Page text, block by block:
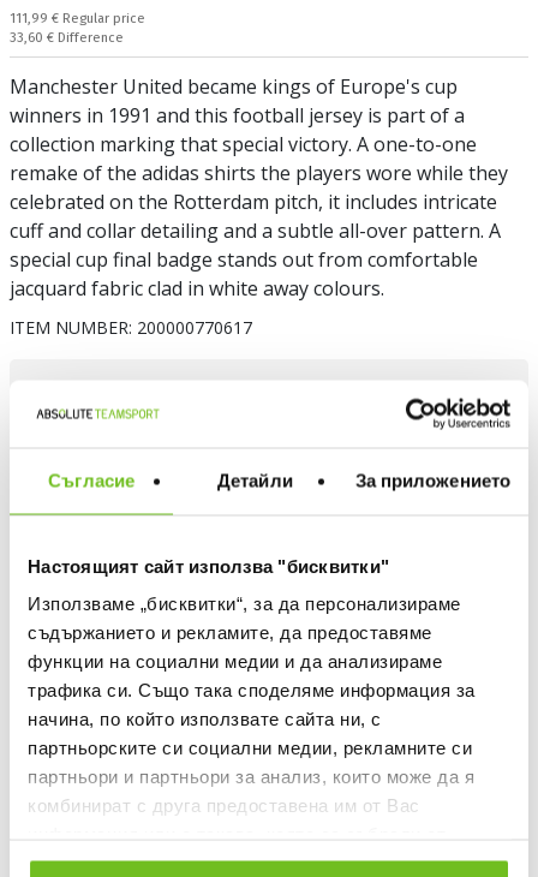
Съгласие Детайли За приложението
Настоящият сайт използва "бисквитки"
Използваме „бисквитки“, за да персонализираме
съдържанието и рекламите, да предоставяме
функции на социални медии и да анализираме
трафика си. Също така споделяме информация за
начина, по който използвате сайта ни, с
партньорските си социални медии, рекламните си
партньори и партньори за анализ, които може да я
комбинират с друга предоставена им от Вас
ползването от Ваша страна на услугите им.
Regular price:
111,99 € Regular price
Спестявате:
33,60 € Difference
Manchester United became kings of Europe's cup
winners in 1991 and this football jersey is part of a
collection marking that special victory. A one-to-one
remake of the adidas shirts the players wore while they
celebrated on the Rotterdam pitch, it includes intricate
cuff and collar detailing and a subtle all-over pattern. A
special cup final badge stands out from comfortable
jacquard fabric clad in white away colours.
ITEM NUMBER: 200000770617
Choose a color
Choose size ADIDAS ORIGINALS APPAREL - WHICH IS MY SIZE
XXL
Quantity